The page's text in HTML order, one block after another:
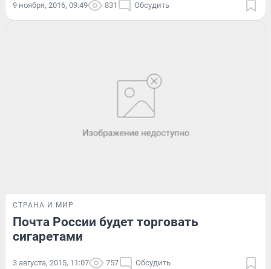
9 ноября, 2016, 09:49 831 Обсудить
СТРАНА И МИР
Почта России будет торговать
сигаретами
3 августа, 2015, 11:07 757 Обсудить